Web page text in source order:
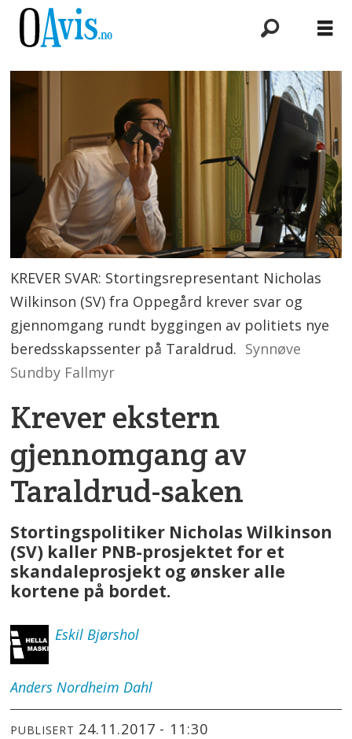
KREVER SVAR: Stortingsrepresentant Nicholas
Wilkinson (SV) fra Oppegård krever svar og
gjennomgang rundt byggingen av politiets nye
beredsskapssenter på Taraldrud. Synnøve
Sundby Fallmyr
Krever ekstern
gjennomgang av
Taraldrud-saken
Stortingspolitiker Nicholas Wilkinson
(SV) kaller PNB-prosjektet for et
skandaleprosjekt og ønsker alle
kortene på bordet.
Eskil Bjørshol
Anders Nordheim Dahl
PUBLISERT 24.11.2017 - 11:30